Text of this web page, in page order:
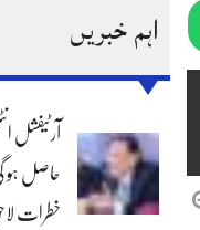
اہم خبریں
آرٹیفشل
خطرات